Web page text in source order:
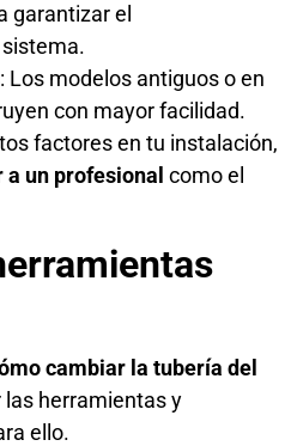
garantizar el
modelos antiguos o en
con mayor facilidad.
factores en tu instalación,
a un profesional como el
cambiar la tubería del
las herramientas y
ello.